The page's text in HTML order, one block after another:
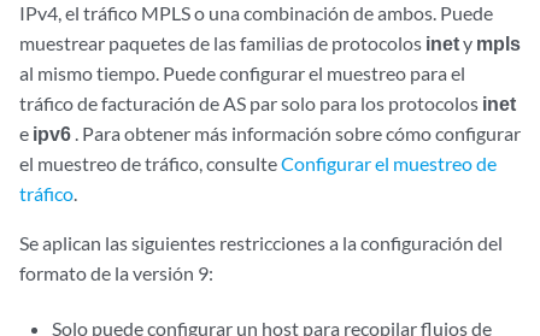
IPv4, el tráfico MPLS o una combinación de ambos. Puede
muestrear paquetes de las familias de protocolos inety mpls
al mismo tiempo. Puede configurar el muestreo para el
tráfico de facturación de AS par solo para los protocolos inet
e ipv6 . Para obtener más información sobre cómo configurar
el muestreo de tráfico, consulteConfigurar el muestreo de
tráfico.
Se aplican las siguientes restricciones a la configuración del
formato de la versión 9:
Solo puede configurar un host para recopilar flujos de